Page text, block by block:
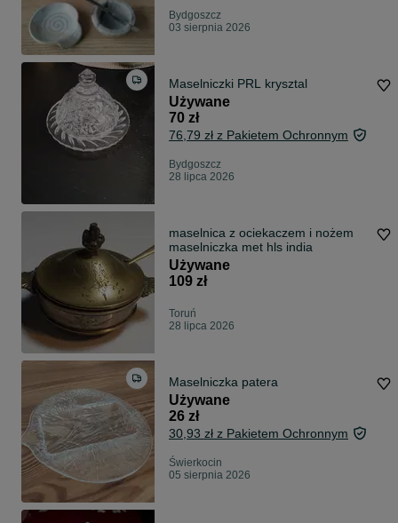
Bydgoszcz
03 sierpnia 2026
Maselniczki PRL krysztal
Używane
70 zł
76,79 zł z Pakietem Ochronnym
Bydgoszcz
28 lipca 2026
maselnica z ociekaczem i nożem
maselniczka met hls india
Używane
109 zł
Toruń
28 lipca 2026
Maselniczka patera
Używane
26 zł
30,93 zł z Pakietem Ochronnym
Świerkocin
05 sierpnia 2026